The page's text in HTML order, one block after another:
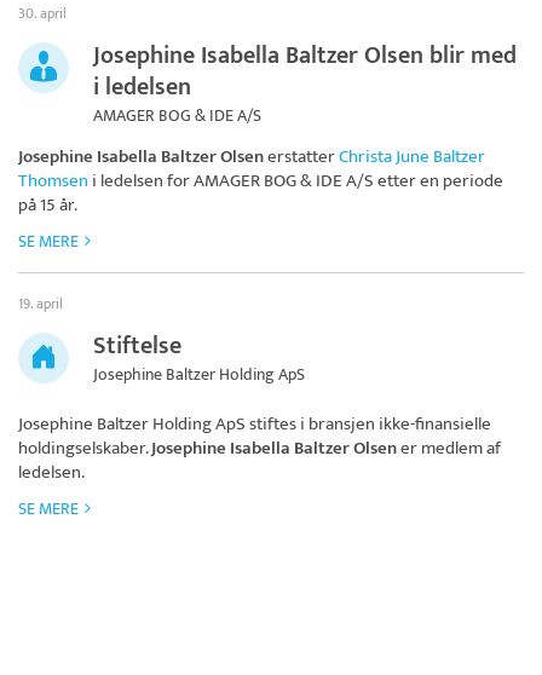
30. april
Josephine Isabella Baltzer Olsen blir med
i ledelsen
AMAGER BOG & IDE A/S
Josephine Isabella Baltzer OlsenerstatterChrista June Baltzer
Thomsen i ledelsen forAMAGER BOG & IDE A/Setter en periode
på 15 år.
SE MERE
19. april
Stiftelse
Josephine Baltzer Holding ApS
Josephine Baltzer Holding ApSstiftes i bransjen ikke-finansielle
holdingselskaber.Josephine Isabella Baltzer Olsener medlem af
ledelsen.
SE MERE